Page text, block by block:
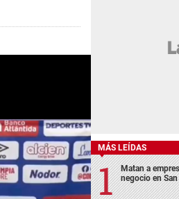
MÁS LEÍDAS
Matan a
negocio en